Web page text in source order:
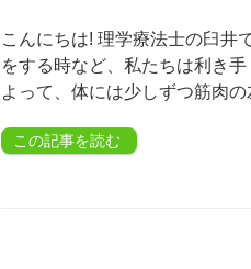
こんにちは! 理学療法士の臼井
をする時など、私たちは利き
よって、体には少しずつ筋肉
この記事を読む